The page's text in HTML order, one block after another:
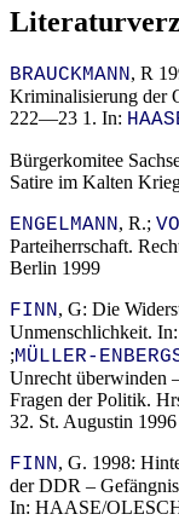
BRAUCKMANN, R
Kriminalisierung der
222—23 1. In:
Bürgerkomitee
Satire im Kalten
ENGELMANN, R.;
Parteiherrschaft.
Berlin 1999
FINN, G: Die
Unmenschlichkeit. In:
;MÜLLER-
Unrecht überwinden
Fragen der Politik.
32. St. Augustin 1996
FINN, G. 1998:
der DDR –
In: HAASE/